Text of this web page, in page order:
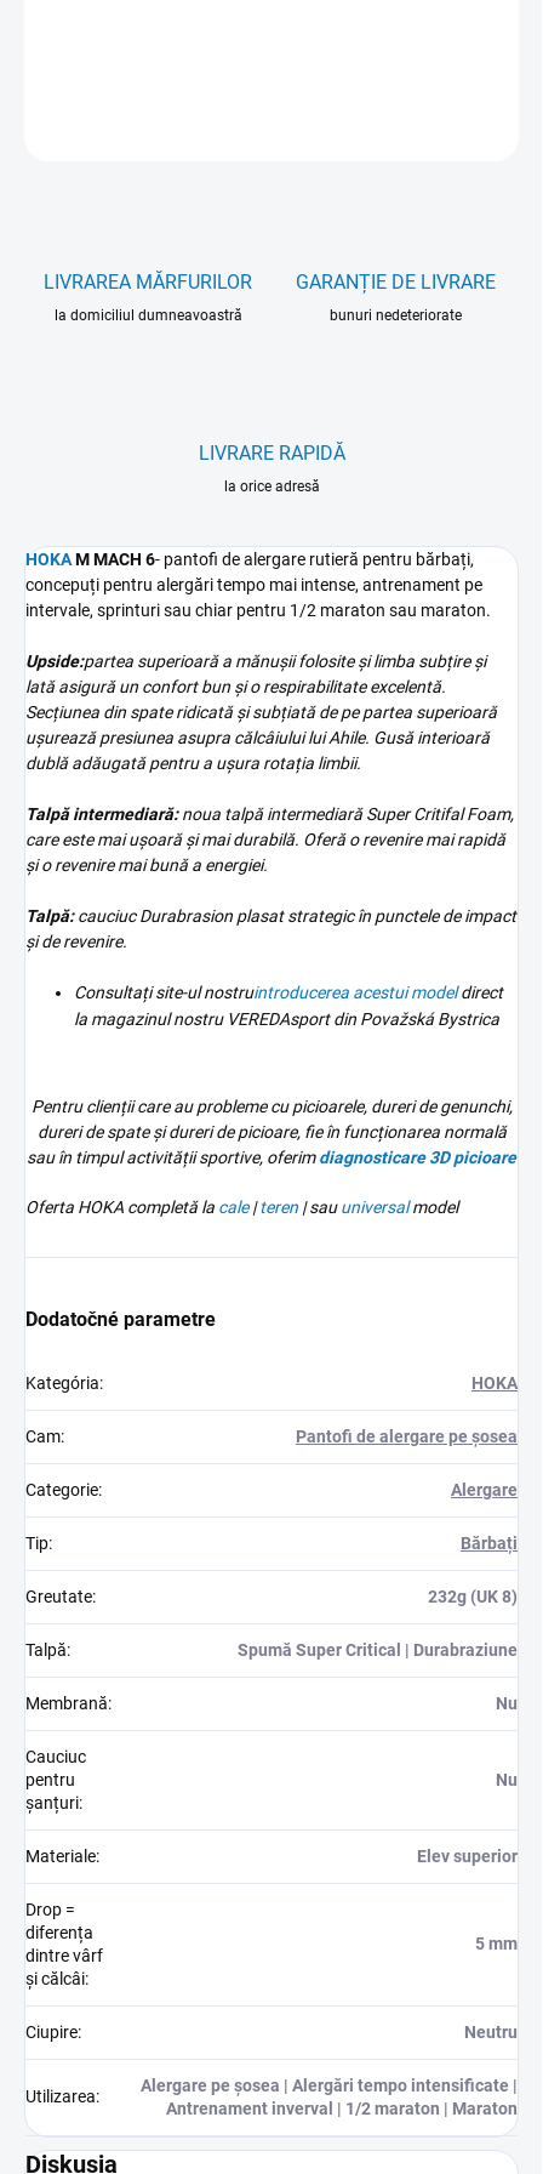
LIVRAREA MĂRFURILOR
la domiciliul dumneavoastră
GARANȚIE DE LIVRARE
bunuri nedeteriorate
LIVRARE RAPIDĂ
la orice adresă
HOKAM MACH 6- pantofi de alergare rutieră pentru bărbați,
concepuți pentru alergări tempo mai intense, antrenament pe
intervale, sprinturi sau chiar pentru 1/2 maraton sau maraton.
Upside:partea superioară a mănușii folosite și limba subțire și
lată asigură un confort bun și o respirabilitate excelentă.
Secțiunea din spate ridicată și subțiată de pe partea superioară
ușurează presiunea asupra călcâiului lui Ahile. Gusă interioară
dublă adăugată pentru a ușura rotația limbii.
Talpă intermediară:noua talpă intermediară Super Critifal Foam,
care este mai ușoară și mai durabilă. Oferă o revenire mai rapidă
și o revenire mai bună a energiei.
Talpă:cauciuc Durabrasion plasat strategic în punctele de impact
și de revenire.
Consultați site-ul nostruintroducerea acestui modeldirect
la magazinul nostru VEREDAsport din Považská Bystrica
Pentru clienții care au probleme cu picioarele, dureri de genunchi,
dureri de spate și dureri de picioare, fie în funcționarea normală
sau în timpul activității sportive, oferimdiagnosticare 3Dpicioare
Oferta HOKA completă la cale | teren | sau universal model
Dodatočné parametre
Kategória: HOKA
Cam: Pantofi de alergare pe șosea
Categorie: Alergare
Tip: Bărbați
Greutate: 232g (UK 8)
Talpă: Spumă Super Critical | Durabraziune
Membrană: Nu
Cauciuc
pentru
șanțuri:
Nu
Materiale: Elev superior
Drop =
diferența
dintre vârf
și călcâi:
5 mm
Ciupire: Neutru
Utilizarea:
Alergare pe șosea | Alergări tempo intensificate |
Antrenament inverval | 1/2 maraton | Maraton
Diskusia